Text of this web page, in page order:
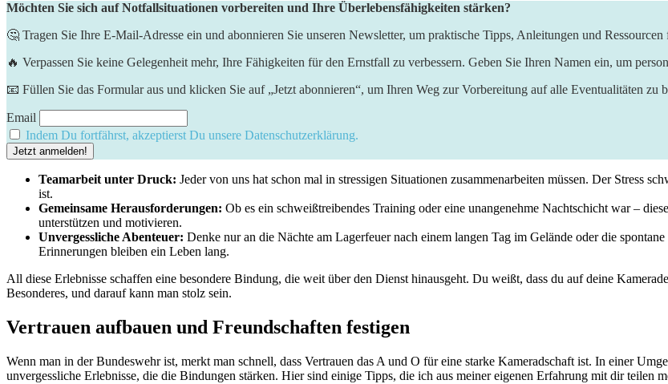
Möchten Sie sich auf Notfallsituationen vorbereiten und Ihre Überlebensfähigkeiten stärken?
🤔 Tragen Sie Ihre E-Mail-Adresse ein und abonnieren Sie unseren Newsletter, um praktische Tipps, Anleitungen und
🔥 Verpassen Sie keine Gelegenheit mehr, Ihre Fähigkeiten für den Ernstfall zu verbessern. Geben Sie Ihren Namen ein, um
📧 Füllen Sie das Formular aus und klicken Sie auf „Jetzt abonnieren“, um Ihren Weg zur Vorbereitung auf alle Eventualitäten zu
Email
Indem Du fortfährst, akzeptierst Du unsere Datenschutzerklärung.
Teamarbeit unter Druck: Jeder von uns hat schon mal in​ stressigen Situationen zusammenarbeiten müssen. Der Stress
ist.
Gemeinsame Herausforderungen: Ob es ein schweißtreibendes⁤ Training oder eine unangenehme Nachtschicht war –
unterstützen und motivieren.
Unvergessliche Abenteuer: Denke nur⁢ an die Nächte am Lagerfeuer nach einem⁣ langen Tag im Gelände oder‌ die
Erinnerungen bleiben ein Leben lang.
All diese ‍Erlebnisse schaffen ‍eine besondere Bindung,⁣ die weit über den Dienst hinausgeht. ⁢Du weißt, dass du auf deine
Besonderes, und darauf kann man stolz ⁤sein.
Vertrauen aufbauen und Freundschaften festigen
Wenn man⁢ in der⁣ Bundeswehr ist, merkt man​ schnell, dass Vertrauen das A und O ⁣für eine starke Kameradschaft ist. In einer
unvergessliche Erlebnisse,​ die die Bindungen ‌stärken. Hier sind‌ einige Tipps, die ich aus meiner⁤ eigenen ‌Erfahrung ​mit ​dir⁣ teilen